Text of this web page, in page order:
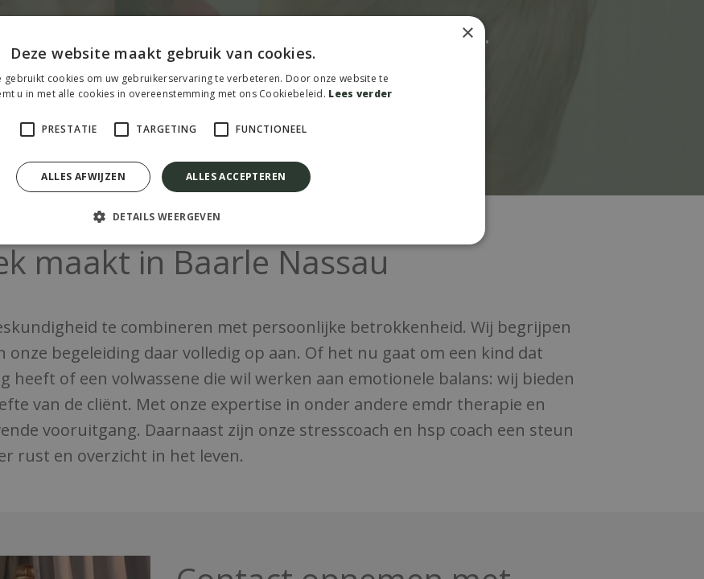
verhaal.
maakt in Baarle Nassau
te combineren met persoonlijke betrokkenheid. Wij begrijpen
onze begeleiding daar volledig op aan. Of het nu gaat om een kind dat
heeft of een volwassene die wil werken aan emotionele balans: wij bieden
van de cliënt. Met onze expertise in onder andere emdr therapie en
vooruitgang. Daarnaast zijn onze stresscoach en hsp coach een steun
rust en overzicht in het leven.
×
Deze website maakt gebruik van cookies.
gebruikt cookies om uw gebruikerservaring te verbeteren. Door onze website te
u in met alle cookies in overeenstemming met ons Cookiebeleid. Lees verder
PRESTATIE TARGETING FUNCTIONEEL
ALLES ACCEPTEREN
ALLES AFWIJZEN
DETAILS WEERGEVEN